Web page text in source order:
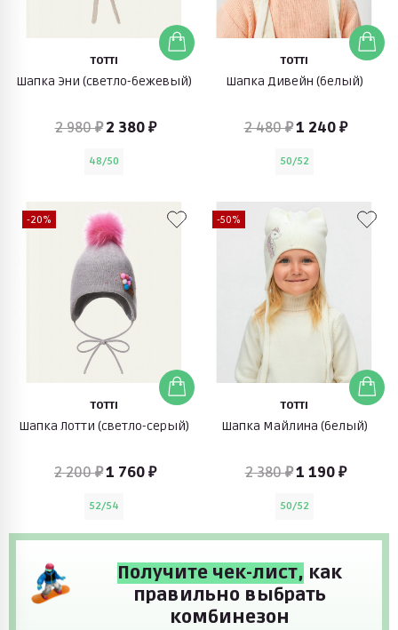
TOTTI
Шапка Эни (светло-бежевый)
2 980 ₽ 2 380 ₽
48/50
TOTTI
Шапка Дивейн (белый)
2 480 ₽1 240 ₽
50/52
-20%
TOTTI
Шапка Лотти (светло-серый)
2 200 ₽1 760 ₽
52/54
-50%
TOTTI
Шапка Майлина (белый)
2 380 ₽1 190 ₽
50/52
Получите чек-лист, как
правильно выбрать
комбинезон